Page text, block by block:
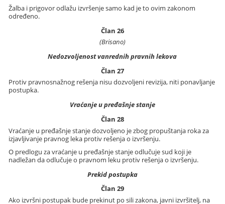
Žalba i prigovor odlažu izvršenje samo kad je to ovim zakonom
određeno.
Član 26
(Brisano)
Nedozvoljenost vanrednih pravnih lekova
Član 27
Protiv pravnosnažnog rešenja nisu dozvoljeni revizija, niti ponavljanje
postupka.
Vraćanje u pređašnje stanje
Član 28
Vraćanje u pređašnje stanje dozvoljeno je zbog propuštanja roka za
izjavljivanje pravnog leka protiv rešenja o izvršenju.
O predlogu za vraćanje u pređašnje stanje odlučuje sud koji je
nadležan da odlučuje o pravnom leku protiv rešenja o izvršenju.
Prekid postupka
Član 29
Ako izvršni postupak bude prekinut po sili zakona, javni izvršitelj, na